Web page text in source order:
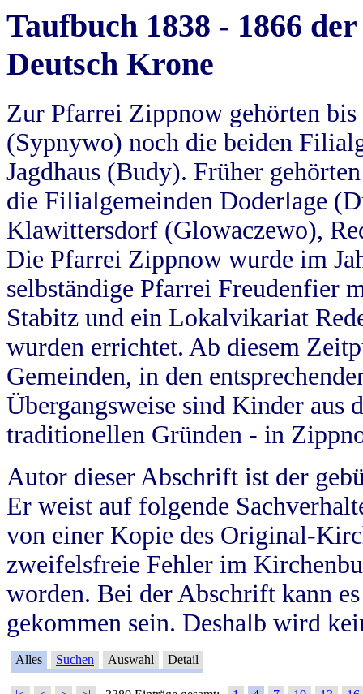
Taufbuch 1838 - 1866
Deutsch Krone
Zur Pfarrei Zippnow gehörten
(Sypnywo) noch die beiden
Jagdhaus (Budy). Früher
die Filialgemeinden Doderlage
Klawittersdorf (Glowaczewo),
Die Pfarrei Zippnow wurde im
selbständige Pfarrei Freudenfier
Stabitz und ein Lokalvikariat
wurden errichtet. Ab diesem
Gemeinden, in den
Übergangsweise sind Kinder aus
traditionellen Gründen - in
Autor dieser Abschrift ist der
Er weist auf folgende
von einer Kopie des Original-
zweifelsfreie Fehler im
worden. Bei der Abschrift kann
gekommen sein. Deshalb wird
Alles Suchen Auswahl Detail